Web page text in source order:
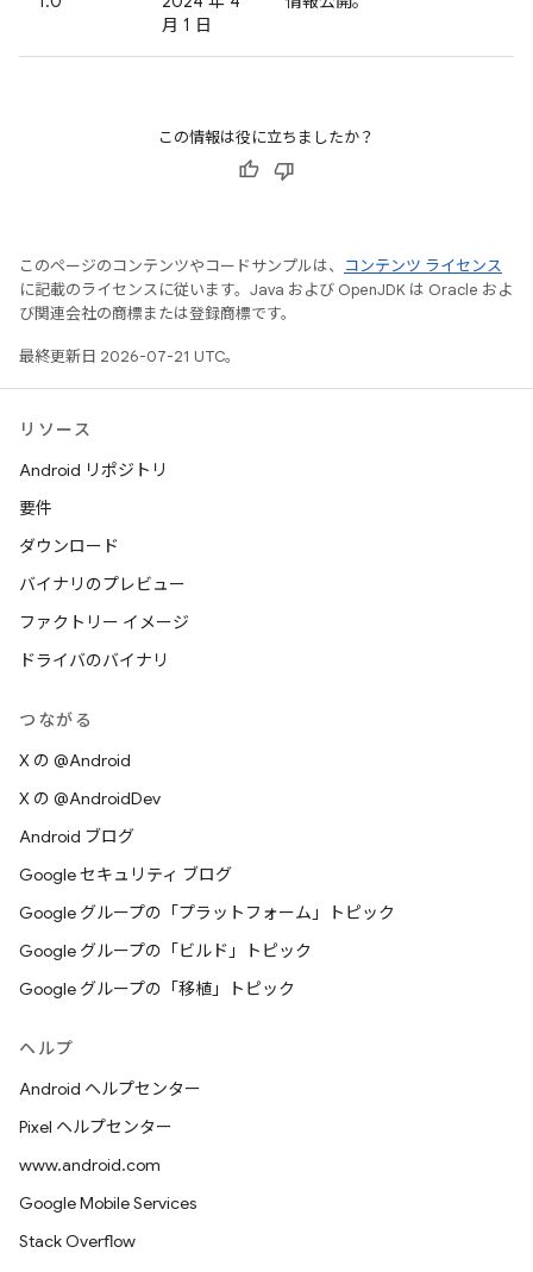
月 1 日
この情報は役に立ちましたか？
このページのコンテンツやコードサンプルは、
コンテンツ ライセンス
に記載のライセンスに従います。Java および OpenJDK は Oracle およ
び関連会社の商標または登録商標です。
最終更新日 2026-07-21 UTC。
リソース
Android リポジトリ
要件
ダウンロード
バイナリのプレビュー
ファクトリー イメージ
ドライバのバイナリ
つながる
X の @Android
X の @AndroidDev
Android ブログ
Google セキュリティ ブログ
Google グループの「プラットフォーム」トピック
Google グループの「ビルド」トピック
Google グループの「移植」トピック
ヘルプ
Android ヘルプセンター
Pixel ヘルプセンター
www.android.com
Google Mobile Services
Stack Overflow